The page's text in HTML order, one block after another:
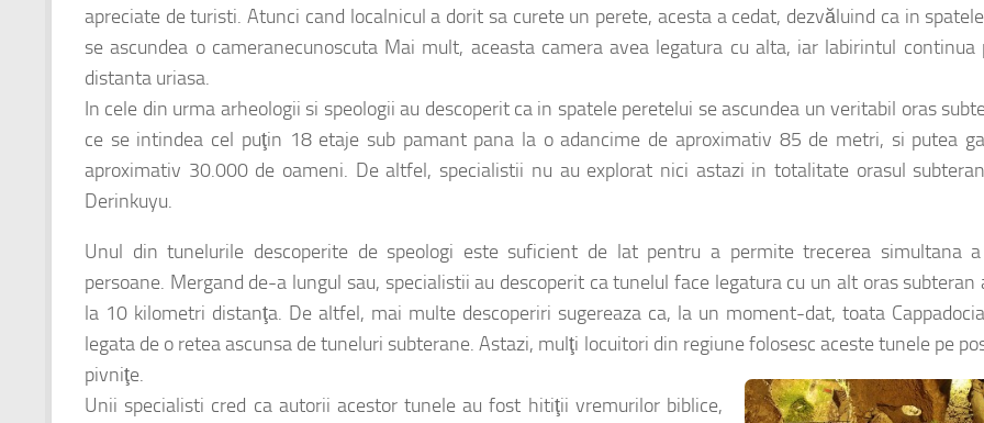
apreciate de turisti. Atunci cand localnicul a dorit sa curete un perete, acesta a cedat, dezvăluind ca in
se ascundea o cameranecunoscuta Mai mult, aceasta camera avea legatura cu alta, iar labirintul continua
distanta uriasa.
In cele din urma arheologii si speologii au descoperit ca in spatele peretelui se ascundea un veritabil oras
ce se intindea cel puţin 18 etaje sub pamant pana la o adancime de aproximativ 85 de metri, si putea
aproximativ 30.000 de oameni. De altfel, specialistii nu au explorat nici astazi in totalitate orasul
Derinkuyu.
Unul din tunelurile descoperite de speologi este suficient de lat pentru a permite trecerea simultana
persoane. Mergand de-a lungul sau, specialistii au descoperit ca tunelul face legatura cu un alt oras subteran
la 10 kilometri distanţa. De altfel, mai multe descoperiri sugereaza ca, la un moment-dat, toata
legata de o retea ascunsa de tuneluri subterane. Astazi, mulţi locuitori din regiune folosesc aceste tunele pe
pivniţe.
Unii specialisti cred ca autorii acestor tunele au fost hitiţii vremurilor biblice,